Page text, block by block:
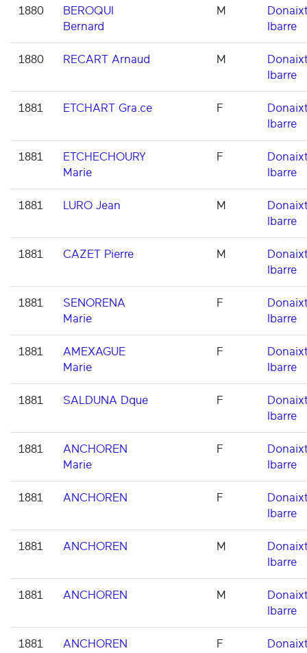
1880
BEROQUI
Bernard
M
Ibarre
1880 RECART Arnaud M
Ibarre
1881 ETCHART Gra.ce F
Ibarre
1881
ETCHECHOURY
Marie
F
Ibarre
1881 LURO Jean M
Ibarre
1881 CAZET Pierre M
Ibarre
1881
SENORENA
Marie
F
Ibarre
1881
AMEXAGUE
Marie
F
Ibarre
1881 SALDUNA Dque F
Ibarre
1881
ANCHOREN
Marie
F
Ibarre
1881 ANCHOREN F
Ibarre
1881 ANCHOREN M
Ibarre
1881 ANCHOREN M
Ibarre
1881 ANCHOREN F